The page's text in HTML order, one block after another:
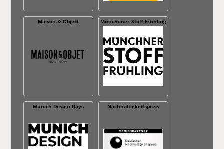
Maison & Object Münchener Stoff Frühling
Munich Design Days Nachhaltig­keitspreis